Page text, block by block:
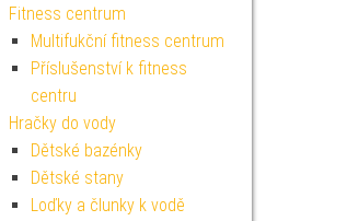
Fitness centrum
Multifukční fitness centrum
Příslušenství k fitness
centru
Hračky do vody
Dětské bazénky
Dětské stany
Loďky a člunky k vodě